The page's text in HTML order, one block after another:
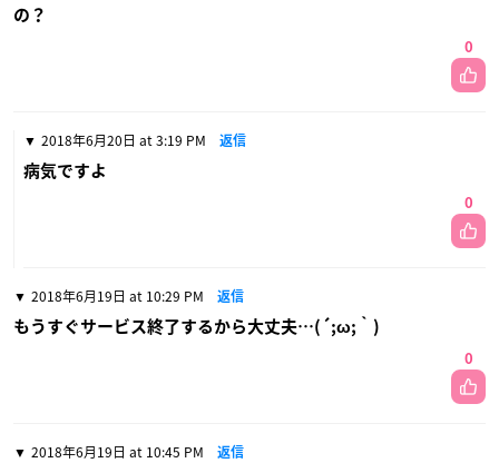
の？
0
2018年6月20日 at 3:19 PM 返信
病気ですよ
0
2018年6月19日 at 10:29 PM 返信
もうすぐサービス終了するから大丈夫…(´;ω;｀)
0
2018年6月19日 at 10:45 PM 返信